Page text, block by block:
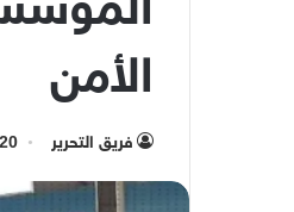
الأمن
فريق التحرير